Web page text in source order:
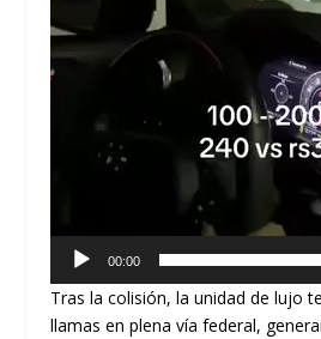
00:00
Tras la colisión, la unidad de lujo
llamas en plena vía federal,